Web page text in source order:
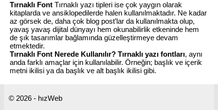
Tırnaklı Font Tırnaklı yazı tipleri ise çok yaygın olarak
kitaplarda ve ansiklopedilerde halen kullanılmaktadır. Ne kadar
az görsek de, daha çok blog post’lar da kullanılmakta olup,
yavaş yavaş dijital dünyayı hem okunabilirlik etkeninde hem
de şık tasarımlar bağlamında güzelleştirmeye devam
etmektedir.
Tırnaklı Font Nerede Kullanılır? Tırnaklı yazı fontları, aynı
anda farklı amaçlar için kullanılabilir. Örneğin; başlık ve içerik
metni ikilisi ya da başlık ve alt başlık ikilisi gibi.
© 2026 - hızWeb